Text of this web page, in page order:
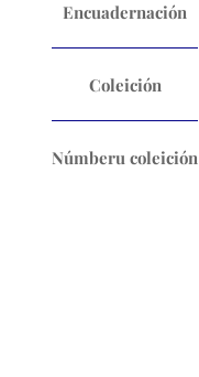
Encuadernación
Coleición
Númberu coleición